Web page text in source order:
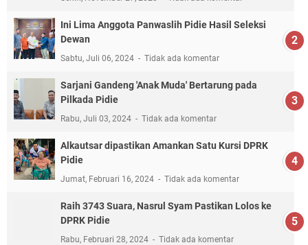
Ini Lima Anggota Panwaslih Pidie Hasil Seleksi
Dewan
Sabtu, Juli 06, 2024 Tidak ada komentar
Sarjani Gandeng 'Anak Muda' Bertarung pada
Pilkada Pidie
Rabu, Juli 03, 2024 Tidak ada komentar
Alkautsar dipastikan Amankan Satu Kursi DPRK
Pidie
Jumat, Februari 16, 2024 Tidak ada komentar
Raih 3743 Suara, Nasrul Syam Pastikan Lolos ke
DPRK Pidie
Rabu, Februari 28, 2024 Tidak ada komentar